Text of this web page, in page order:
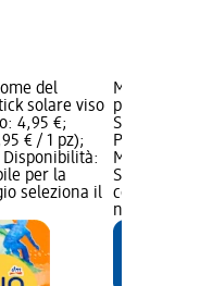
del
solare viso
4,95 €;
€ / 1 pz);
per la
seleziona il
Marca:
prodotto:
SPF30,
Prezzo
Marchio
Stato
consegna,
negozio dm